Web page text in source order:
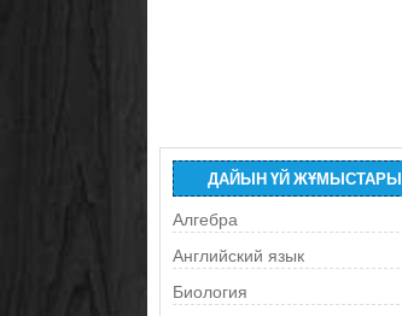
ДАЙЫН ҮЙ ЖҰМЫСТАРЫ
Алгебра
Английский язык
Биология